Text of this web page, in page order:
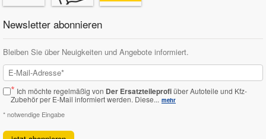
Newsletter abonnieren
Bleiben Sie über Neuigkeiten und Angebote informiert.
* Ich möchte regelmäßig von Der Ersatzteileprofiüber Autoteile und Kfz-
Zubehör per E-Mail informiert werden. Diese... mehr
* notwendige Eingabe